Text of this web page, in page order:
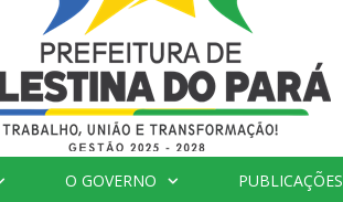
O GOVERNO PUBLICAÇÕES